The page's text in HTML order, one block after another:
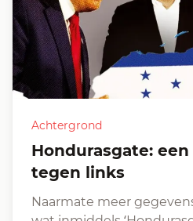
Achtergrond
Hondurasgate: een samenzwering
tegen links
Naarmate meer